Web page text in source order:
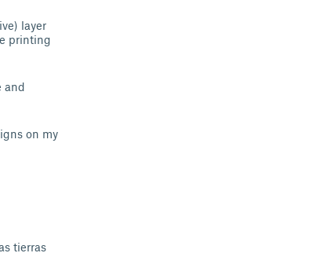
layer
printing
and
on my
tierras